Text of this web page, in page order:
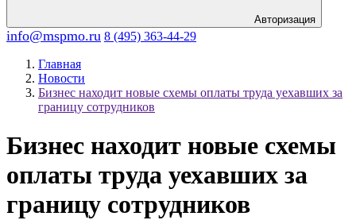
Авторизация
info@mspmo.ru 8 (495) 363-44-29
Главная
Новости
Бизнес находит новые схемы оплаты труда уехавших за
границу сотрудников
Бизнес находит новые схемы
оплаты труда уехавших за
границу сотрудников